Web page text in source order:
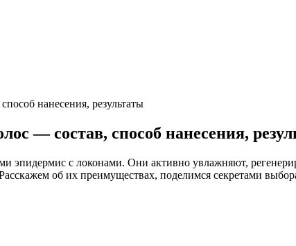
нанесения, результаты
— состав, способ нанесения,
с локонами. Они активно увлажняют,
об их преимуществах, поделимся секретами